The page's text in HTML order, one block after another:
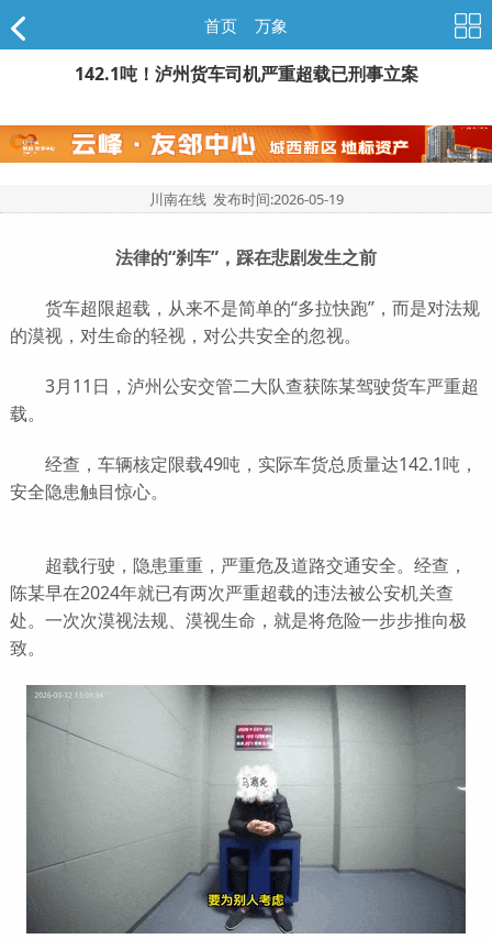
首页 万象
142.1吨！泸州货车司机严重超载已刑事立案
川南在线 发布时间:2026-05-19
法律的“刹车”，踩在悲剧发生之前
货车超限超载，从来不是简单的“多拉快跑”，而是对法规
的漠视，对生命的轻视，对公共安全的忽视。
3月11日，泸州公安交管二大队查获陈某驾驶货车严重超
载。
经查，车辆核定限载49吨，实际车货总质量达142.1吨，
安全隐患触目惊心。
超载行驶，隐患重重，严重危及道路交通安全。经查，
陈某早在2024年就已有两次严重超载的违法被公安机关查
处。一次次漠视法规、漠视生命，就是将危险一步步推向极
致。